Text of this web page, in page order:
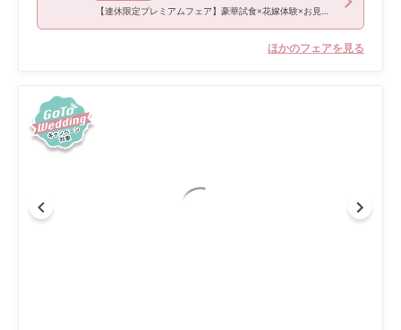
【連休限定プレミアムフェア】豪華試食×花嫁体験×お見積相談会
ほかのフェアを見る